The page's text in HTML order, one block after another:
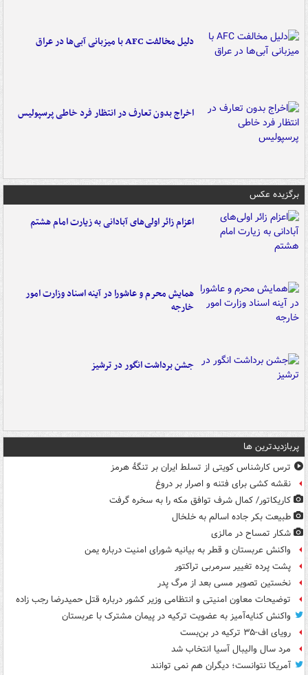
دلیل مخالفت AFC با میزبانی آبی‌ها در عراق
اخراج بدون تعارف در انتظار فرد خاطی پرسپولیس
برگزیده عکس
اعزام زائر اولی‌های آبادانی به زیارت امام هشتم
همایش محرم و عاشورا در آینه اسناد وزارت امور
خارجه
جشن برداشت انگور در ترشیز
پربازدیدترین ها
ترس کارشناس کویتی از تسلط ایران بر تنگۀ هرمز
نقشه کشی برای فتنه و اصرار بر دروغ
کاریکاتور/ کمال شرف توافق مکه را به سخره گرفت
طبیعت بکر جاده اسالم به خلخال
شکار تمساح در مالزی
واکنش عربستان و قطر به بیانیه شورای امنیت درباره یمن
پشت پرده تغییر سرمربی تراکتور
نخستین تصویر مسی بعد از مرگ پدر
توضیحات معاون امنیتی و انتظامی وزیر کشور درباره قتل حمیدرضا رجب زاده
واکنش کنایه‌آمیز به عضویت ترکیه در پیمان مشترک با عربستان
رویای اف-۳۵ ترکیه در بن‌بست
مرد سال والیبال آسیا انتخاب شد
آمریکا نتوانست؛ دیگران هم نمی توانند